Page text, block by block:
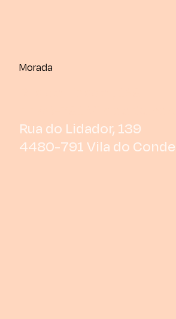
Morada
Rua do Lidador, 139
4480-791 Vila do Conde